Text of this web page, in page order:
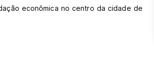
econômica no centro da cidade de